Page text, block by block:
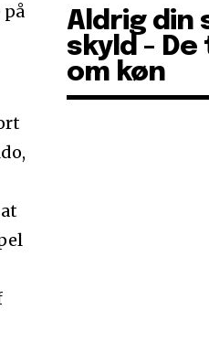
Aldrig din
skyld -
om køn